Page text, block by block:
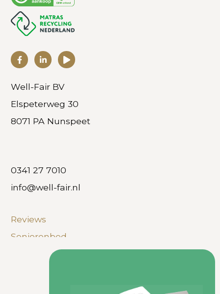
Well-Fair BV
Elspeterweg 30
8071 PA Nunspeet
0341 27 7010
info@well-fair.nl
Reviews
Seniorenbed
Hoog laag boxspring